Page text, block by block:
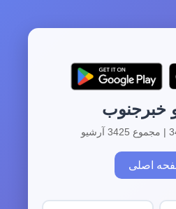
خبرجنوب
اصلی